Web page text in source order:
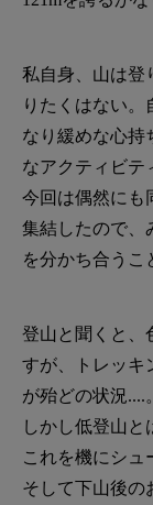
私自身、山は登
りたくはない
なり緩めな心持
なアクティビテ
今回は偶然にも
集結したので、
を分かち合うこ
登山と聞くと、
すが、トレッキ
が殆どの状況....。
しかし低登山と
これを機にシュ
そして下山後の